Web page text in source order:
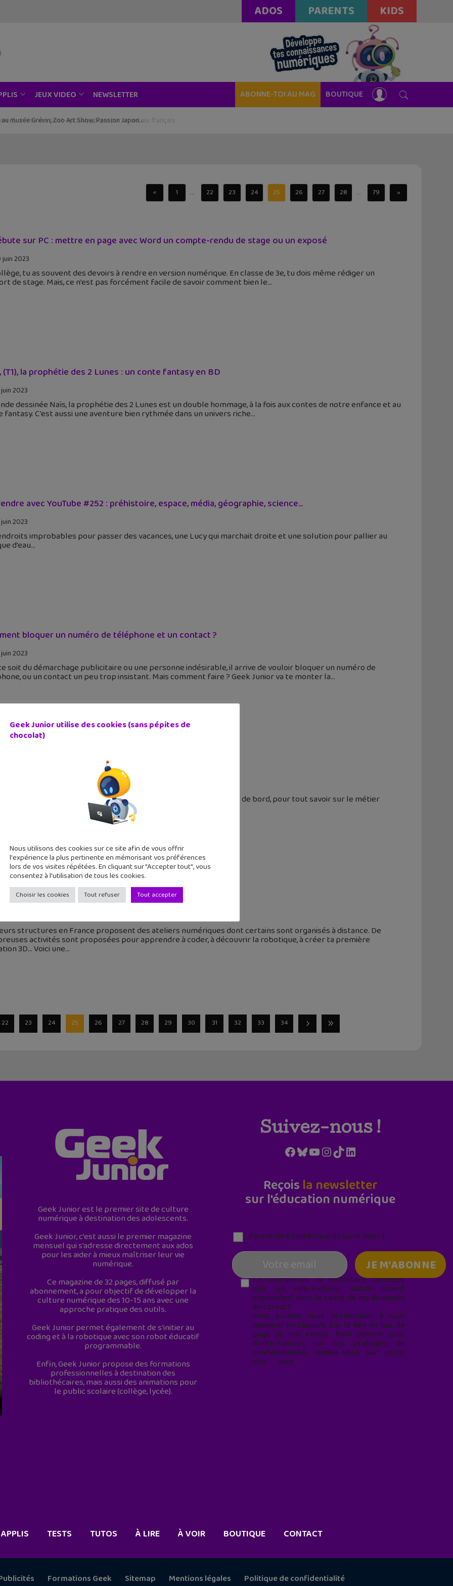
ADOS PARENTS KIDS
JEUX VIDEO NEWSLETTER ABONNE-TOI AU MAG BOUTIQUE
musée Grévin, Zoo Art Show, Passion Japon…
« 1 ... 22 23 24 25 26 27 28 ... 79 »
sur PC : mettre en page avec Word un compte-rendu de stage ou un exposé
juin 2023
tu as souvent des devoirs à rendre en version numérique. En classe de 3e, tu dois même rédiger un
de stage. Mais, ce n’est pas forcément facile de savoir comment bien le
(T1), la prophétie des 2 Lunes : un conte fantasy en BD
2023
dessinée Naïs, la prophétie des 2 Lunes est un double hommage, à la fois aux contes de notre enfance et au
fantasy. C'est aussi une aventure bien rythmée dans un univers riche
avec YouTube #252 : préhistoire, espace, média, géographie, science…
2023
improbables pour passer des vacances, une Lucy qui marchait droite et une solution pour pallier au
d'eau
bloquer un numéro de téléphone et un contact ?
2023
soit du démarchage publicitaire ou une personne indésirable, il arrive de vouloir bloquer un numéro de
ou un contact un peu trop insistant. Mais comment faire ? Geek Junior va te monter la
passions : Dans la peau d’une astronaute
la peau d'une astronaute est un documentaire vivant, façon carnet de bord, pour tout savoir sur le métier
!
participais à un atelier numérique cet été ?
structures en France proposent des ateliers numériques dont certains sont organisés à distance. De
activités sont proposées pour apprendre à coder, à découvrir la robotique, à créer ta première
3D… Voici une
22 23 24 25 26 27 28 29 30 31 32 33 34
Geek Junior est le premier site de culture
numérique à destination des adolescents.
Geek Junior, c’est aussi le premier magazine
mensuel qui s’adresse directement aux ados
pour les aider à mieux maîtriser leur vie
numérique.
Ce magazine de 32 pages, diffusé par
abonnement, a pour objectif de développer la
culture numérique des 10-15 ans avec une
approche pratique des outils.
Geek Junior permet également de s'initier au
coding et à la robotique avec son robot éducatif
programmable.
Enfin, Geek Junior propose des formations
professionnelles à destination des
bibliothécaires, mais aussi des animations pour
le public scolaire (collège, lycée).
Suivez-nous !
Facebook
Bluesky
YouTube
Instagram
TikTokLinkedIn
Reçois la newsletter
sur l'éducation numérique
Parentalité numérique (le lundi matin)
En soumettant ce formulaire, j’accepte
que les informations saisies soient
exploitées* dans le cadre de ma demande
de contact.
Vous pouvez vous désabonner à tout
moment en cliquant sur le lien en bas de
page de nos emails. Pour obtenir plus
d'informations sur nos pratiques de
confidentialité, rendez-vous sur notre
site web
Geek Junior utilise des cookies (sans pépites de
chocolat)
Nous utilisons des cookies sur ce site afin de vous offrir
l'expérience la plus pertinente en mémorisant vos préférences
lors de vos visites répétées. En cliquant sur "Accepter tout", vous
consentez à l'utilisation de tous les cookies.
Choisir les cookies Tout refuser Tout accepter
APPLIS TESTS TUTOS À LIRE À VOIR BOUTIQUE CONTACT
Formations Geek Sitemap Mentions légales Politique de confidentialité